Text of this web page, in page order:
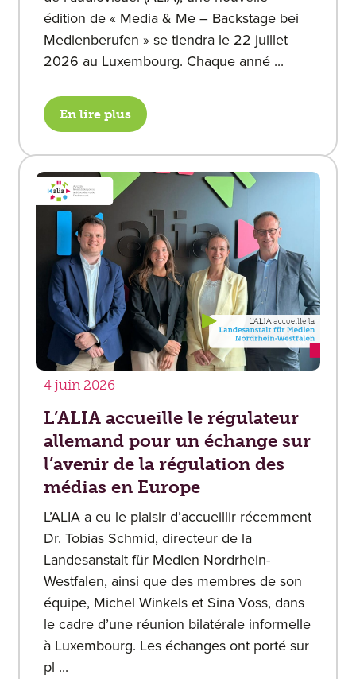
édition de « Media & Me – Backstage bei
Medienberufen » se tiendra le 22 juillet
2026 au Luxembourg. Chaque anné ...
En lire plus
4 juin 2026
L’ALIA accueille le régulateur
allemand pour un échange sur
l’avenir de la régulation des
médias en Europe
L’ALIA a eu le plaisir d’accueillir récemment
Dr. Tobias Schmid, directeur de la
Landesanstalt für Medien Nordrhein-
Westfalen, ainsi que des membres de son
équipe, Michel Winkels et Sina Voss, dans
le cadre d’une réunion bilatérale informelle
à Luxembourg. Les échanges ont porté sur
pl ...